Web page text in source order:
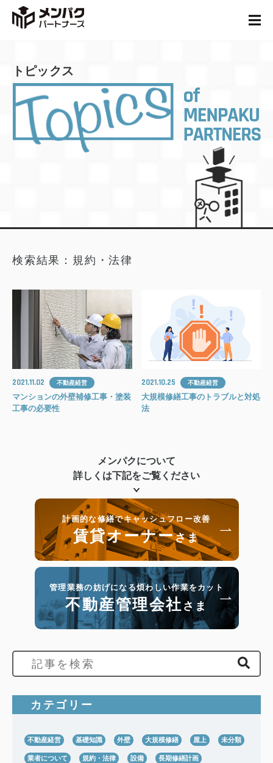
トピックス
検索結果：規約・法律
2021.11.02 不動産経営
マンションの外壁補修工事・塗装
工事の必要性
2021.10.25 不動産経営
大規模修繕工事のトラブルと対処
法
メンパクについて
詳しくは下記をご覧ください
計画的な修繕でキャッシュフロー改善
賃貸オーナーさま
管理業務の妨げになる煩わしい作業をカット
不動産管理会社さま
カテゴリー
不動産経営 基礎知識 外壁 大規模修繕 屋上 未分類
業者について 規約・法律 設備 長期修繕計画